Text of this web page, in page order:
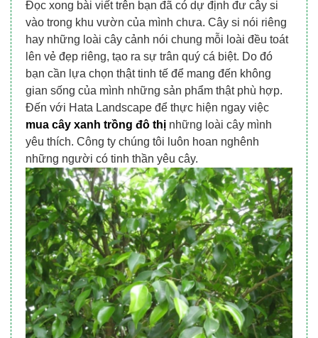
Đọc xong bài viết trên bạn đã có dự định đư cây si
vào trong khu vườn của mình chưa. Cây si nói riêng
hay những loài cây cảnh nói chung mỗi loài đều toát
lên vẻ đẹp riêng, tạo ra sự trân quý cá biệt. Do đó
bạn cần lựa chọn thật tinh tế để mang đến không
gian sống của mình những sản phẩm thật phù hợp.
Đến với Hata Landscape để thực hiện ngay việc
mua cây xanh trồng đô thị những loài cây mình
yêu thích. Công ty chúng tôi luôn hoan nghênh
những người có tinh thần yêu cây.